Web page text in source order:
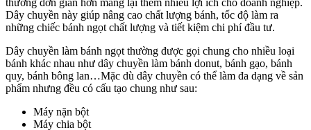
thường đơn giản hơn mang lại thêm nhiều lợi ích cho doanh nghiệp.
Dây chuyền này giúp nâng cao chất lượng bánh, tốc độ làm ra
những chiếc bánh ngọt chất lượng và tiết kiệm chi phí đầu tư.
Dây chuyền làm bánh ngọt thường được gọi chung cho nhiều loại
bánh khác nhau như dây chuyền làm bánh donut, bánh gạo, bánh
quy, bánh bông lan…Mặc dù dây chuyền có thể làm đa dạng về sản
phẩm nhưng đều có cấu tạo chung như sau:
Máy nặn bột
Máy chia bột